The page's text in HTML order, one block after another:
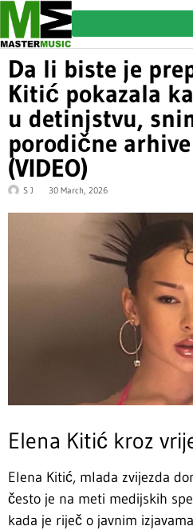
Da li biste je
Kitić pokazala
u detinjstvu,
porodične
(VIDEO)
S J 30 March, 2026
Elena Kitić kroz
Elena Kitić, mlada zvijezda
često je na meti medijskih
kada je riječ o javnim